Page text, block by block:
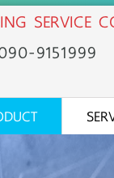
SERVICE
9151999